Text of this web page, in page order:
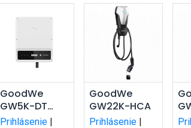
Pridať do
košíka
GoodWe
GW5K-DT
(wifi)
Prihlásenie|
Pridať do
košíka
GoodWe
GW22K-HCA
Prihlásenie|